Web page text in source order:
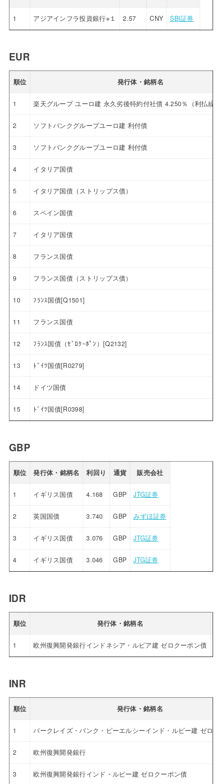
1 アジアインフラ投資銀行※１ 2.57 CNY SBI証券
EUR
順位 発行体・銘柄名
1 楽天グループ ユーロ建 永久劣後特約付社債 4.250％（利払繰
2 ソフトバンクグループユーロ建 利付債
3 ソフトバンクグループユーロ建 利付債
4 イタリア国債
5 イタリア国債（ストリップス債）
6 スペイン国債
7 イタリア国債
8 フランス国債
9 フランス国債（ストリップス債）
10 ﾌﾗﾝｽ国債[Q1501]
11 フランス国債
12 ﾌﾗﾝｽ国債（ｾﾞﾛｸｰﾎﾟﾝ）[Q2132]
13 ﾄﾞｲﾂ国債[R0279]
14 ドイツ国債
15 ﾄﾞｲﾂ国債[R0398]
GBP
順位 発行体・銘柄名 利回り 通貨 販売会社
1 イギリス国債 4.168 GBP JTG証券
2 英国国債 3.740 GBP みずほ証券
3 イギリス国債 3.076 GBP JTG証券
4 イギリス国債 3.046 GBP JTG証券
IDR
順位 発行体・銘柄名
1 欧州復興開発銀行インドネシア・ルピア建 ゼロクーポン債
INR
順位 発行体・銘柄名
1 バークレイズ・バンク・ピーエルシーインド・ルピー建 ゼロク
2 欧州復興開発銀行
3 欧州復興開発銀行インド・ルピー建 ゼロクーポン債